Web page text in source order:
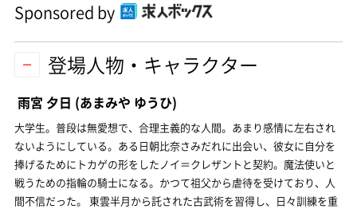
Sponsored by
登場人物・キャラクター
雨宮 夕日 (あまみや ゆうひ)
大学生。普段は無愛想で、合理主義的な人間。あまり感情に左右され
ないようにしている。ある日朝比奈さみだれに出会い、彼女に自分を
捧げるためにトカゲの形をしたノイ＝クレザントと契約。魔法使いと
戦うための指輪の騎士になる。かつて祖父から虐待を受けており、人
間不信だった。 東雲半月から託された古武術を習得し、日々訓練を重